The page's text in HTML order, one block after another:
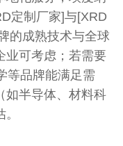
定制厂家]与[XRD
的成熟技术与全球
业可考虑；若需要
等品牌能满足需
如半导体、材料科